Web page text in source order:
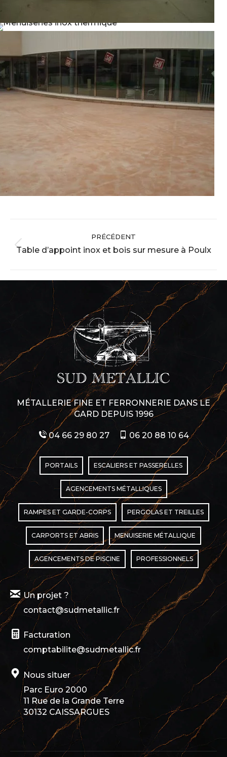
album
PRÉCÉDENT
Album
Table d’appoint inox et bois sur mesure à Poulx
MÉTALLERIE FINE ET FERRONNERIE DANS LE
GARD DEPUIS 1996
04 66 29 80 27 06 20 88 10 64
PORTAILS ESCALIERS ET PASSERELLES
AGENCEMENTS MÉTALLIQUES
RAMPES ET GARDE-CORPS PERGOLAS ET TREILLES
CARPORTS ET ABRIS MENUISERIE MÉTALLIQUE
AGENCEMENTS DE PISCINE PROFESSIONNELS
Un projet ?
contact@sudmetallic.fr
Facturation
comptabilite@sudmetallic.fr
Nous situer
Parc Euro 2000
11 Rue de la Grande Terre
30132 CAISSARGUES